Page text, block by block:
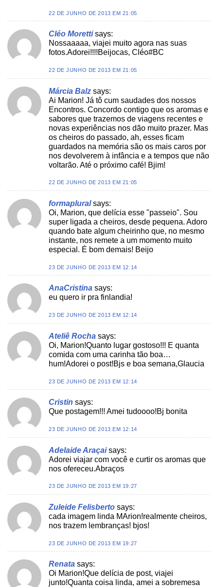
22 DE JUNHO DE 2013 EM 21:05
Cléo Moretti says:
Nossaaaaa, viajei muito agora nas suas
fotos.Adorei!!!!Beijocas, Cléo#BC
22 DE JUNHO DE 2013 EM 21:05
Márcia Balz says:
Ai Marion! Já tô cum saudades dos nossos
Encontros. Concordo contigo que os aromas e
sabores que trazemos de viagens recentes e
novas experiências nos dão muito prazer. Mas
os cheiros do passado, ah, esses ficam
guardados na memória são os mais caros por
nos devolverem à infância e a tempos que não
voltarão. Até o próximo café! Bjim!
22 DE JUNHO DE 2013 EM 21:05
formaplural says:
Oi, Marion, que delícia esse "passeio". Sou
super ligada a cheiros, desde pequena. Adoro
quando bate algum cheirinho que, no mesmo
instante, nos remete a um momento muito
especial. É bom demais! Beijo
23 DE JUNHO DE 2013 EM 12:14
AnaCristina says:
eu quero ir pra finlandia!
23 DE JUNHO DE 2013 EM 12:14
Ateliê Rocha says:
Oi, Marion!Quanto lugar gostoso!!! E quanta
comida com uma carinha tão boa…
hum!Adorei o post!Bjs e boa semana,Glaucia
23 DE JUNHO DE 2013 EM 12:14
Cristin says:
Que postagem!!! Amei tudoooo!Bj bonita
23 DE JUNHO DE 2013 EM 12:14
Adelaide Araçai says:
Adorei viajar com você e curtir os aromas que
nos ofereceu.Abraços
23 DE JUNHO DE 2013 EM 19:27
Zuleide Felisberto says:
cada imagem linda MArion!realmente cheiros,
nos trazem lembranças! bjos!
23 DE JUNHO DE 2013 EM 19:27
Renata says:
Oi Marion!Que delícia de post, viajei
junto!Quanta coisa linda, amei a sobremesa